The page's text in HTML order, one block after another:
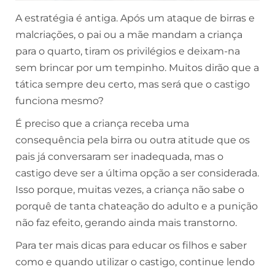
A estratégia é antiga. Após um ataque de birras e
malcriações, o pai ou a mãe mandam a criança
para o quarto, tiram os privilégios e deixam-na
sem brincar por um tempinho. Muitos dirão que a
tática sempre deu certo, mas será que o castigo
funciona mesmo?
É preciso que a criança receba uma
consequência pela birra ou outra atitude que os
pais já conversaram ser inadequada, mas o
castigo deve ser a última opção a ser considerada.
Isso porque, muitas vezes, a criança não sabe o
porquê de tanta chateação do adulto e a punição
não faz efeito, gerando ainda mais transtorno.
Para ter mais dicas para educar os filhos e saber
como e quando utilizar o castigo, continue lendo